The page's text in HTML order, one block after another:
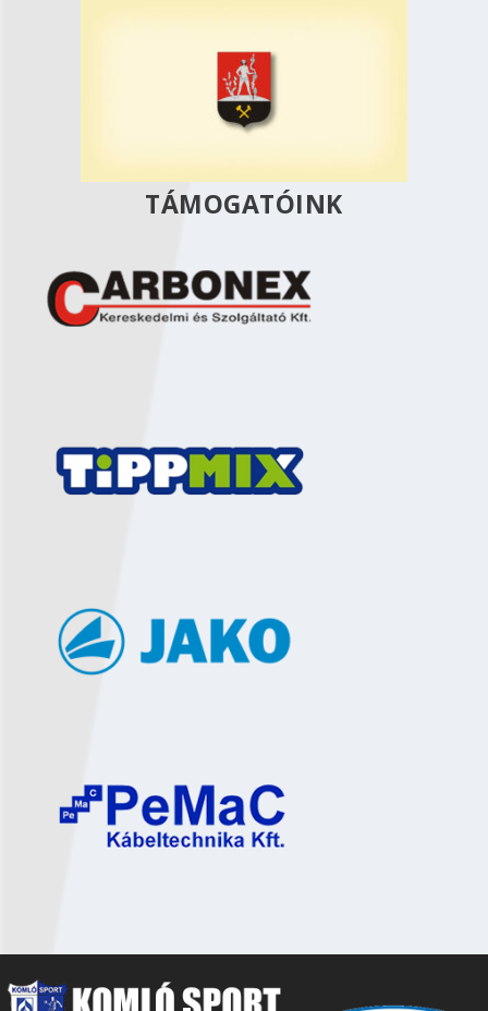
TÁMOGATÓINK